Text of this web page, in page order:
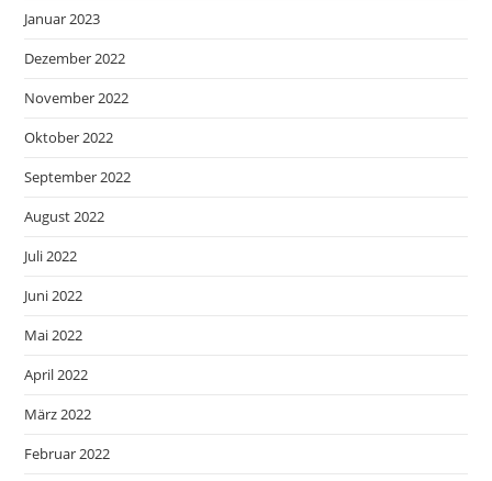
Januar 2023
Dezember 2022
November 2022
Oktober 2022
September 2022
August 2022
Juli 2022
Juni 2022
Mai 2022
April 2022
März 2022
Februar 2022